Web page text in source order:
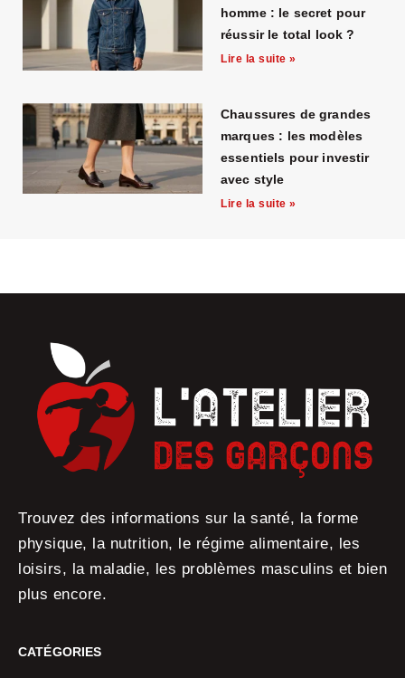
homme : le secret pour
réussir le total look ?
Lire la suite »
Chaussures de grandes
marques : les modèles
essentiels pour investir
avec style
Lire la suite »
Trouvez des informations sur la santé, la forme
physique, la nutrition, le régime alimentaire, les
loisirs, la maladie, les problèmes masculins et bien
plus encore.
CATÉGORIES